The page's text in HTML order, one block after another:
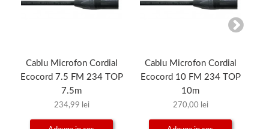
Cablu Microfon Cordial
Ecocord 7.5 FM 234 TOP
7.5m
234,99 lei
Cablu Microfon Cordial
Ecocord 10 FM 234 TOP
10m
270,00 lei